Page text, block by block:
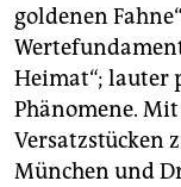
goldenen
Heimat“; lauter
Phänomene.
Versatzstücken
München und